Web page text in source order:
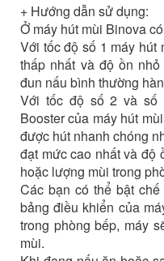
+ Hướng dẫn sử dụng:
Ở máy hút mùi Binova
Với tốc độ số 1 máy hút
thấp nhất và độ ồn
đun nấu bình thường
Với tốc độ số 2 và số
Booster của máy hút
được hút nhanh chóng
đạt mức cao nhất và độ
hoặc lượng mùi trong
Các bạn có thể bật
bảng điều khiển của
trong phòng bếp, máy
mùi.